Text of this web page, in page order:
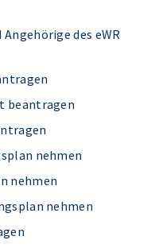
des eWR
beantragen
nehmen
nehmen
nehmen